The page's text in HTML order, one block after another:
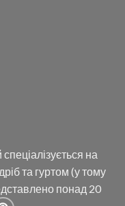
на
та гуртом (у тому
понад 20